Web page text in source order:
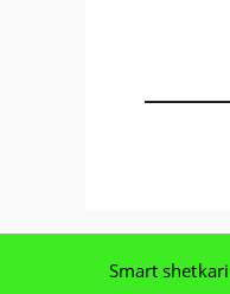
Smart